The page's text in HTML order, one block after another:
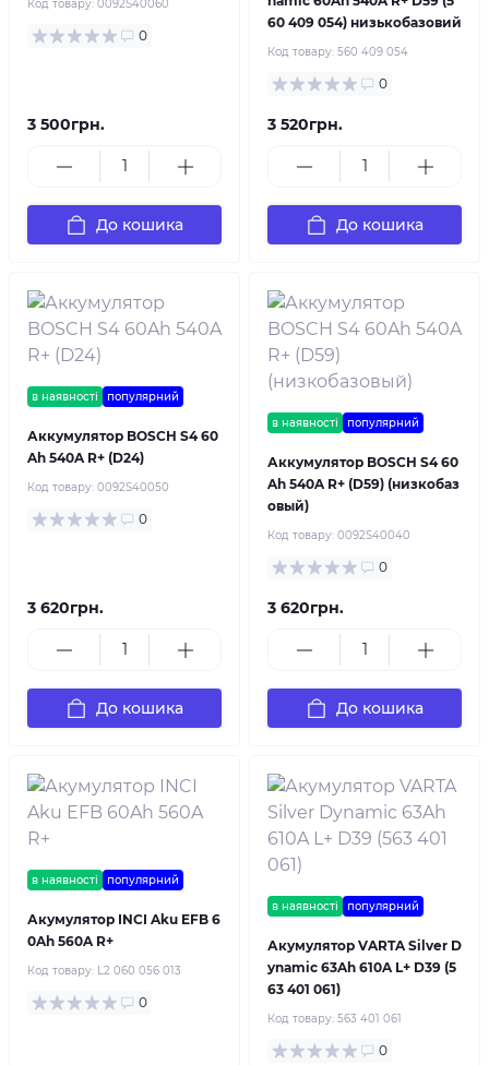
Код товару: 0092S40060
0
3 500грн.
До кошика
60 409 054) низькобазовий
Код товару: 560 409 054
0
3 520грн.
До кошика
в наявності популярний
Аккумулятор BOSCH S4 60
Ah 540A R+ (D24)
Код товару: 0092S40050
0
3 620грн.
До кошика
в наявності популярний
Аккумулятор BOSCH S4 60
Ah 540A R+ (D59) (низкобаз
овый)
Код товару: 0092S40040
0
3 620грн.
До кошика
в наявності популярний
Акумулятор INCI Aku EFB 6
0Ah 560A R+
Код товару: L2 060 056 013
0
в наявності популярний
Акумулятор VARTA Silver D
ynamic 63Ah 610A L+ D39 (5
63 401 061)
Код товару: 563 401 061
0